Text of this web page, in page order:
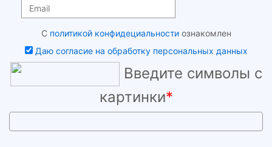
С политикой конфидециальностиознакомлен
Даю согласие на обработку персональных данных
Введите символы с
картинки*